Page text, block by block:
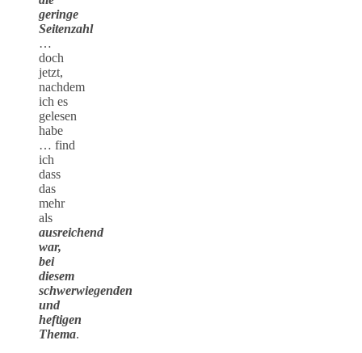
geringe
Seitenzahl
…
doch
jetzt,
nachdem
ich es
gelesen
habe
… find
ich
dass
das
mehr
als
ausreichend
war,
bei
diesem
schwerwiegenden
und
heftigen
Thema.